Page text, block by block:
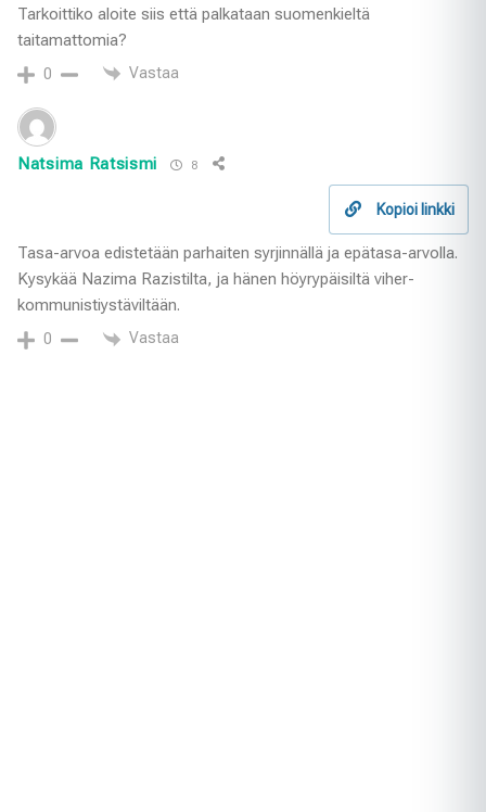
Tarkoittiko aloite siis että palkataan suomenkieltä
taitamattomia?
0 Vastaa
Natsima Ratsismi 8
Kopioi linkki
Tasa-arvoa edistetään parhaiten syrjinnällä ja epätasa-arvolla.
Kysykää Nazima Razistilta, ja hänen höyrypäisiltä viher-
kommunistiystäviltään.
0 Vastaa